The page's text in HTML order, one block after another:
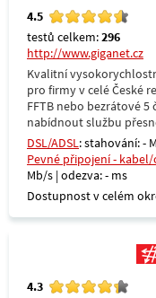
4.5
testů celkem:296
http://www.giganet.cz
Kvalitní
pro firmy v celé České
FFTB nebo bezrátové 5
nabídnout službu
DSL/ADSL: stahování: -
Pevné připojení -
Mb/s | odezva: - ms
Dostupnost v celém
4.3